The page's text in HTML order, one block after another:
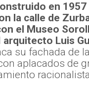
en 1957
la calle de
el Museo
arquitecto Luis
su fachada de
aplacados de